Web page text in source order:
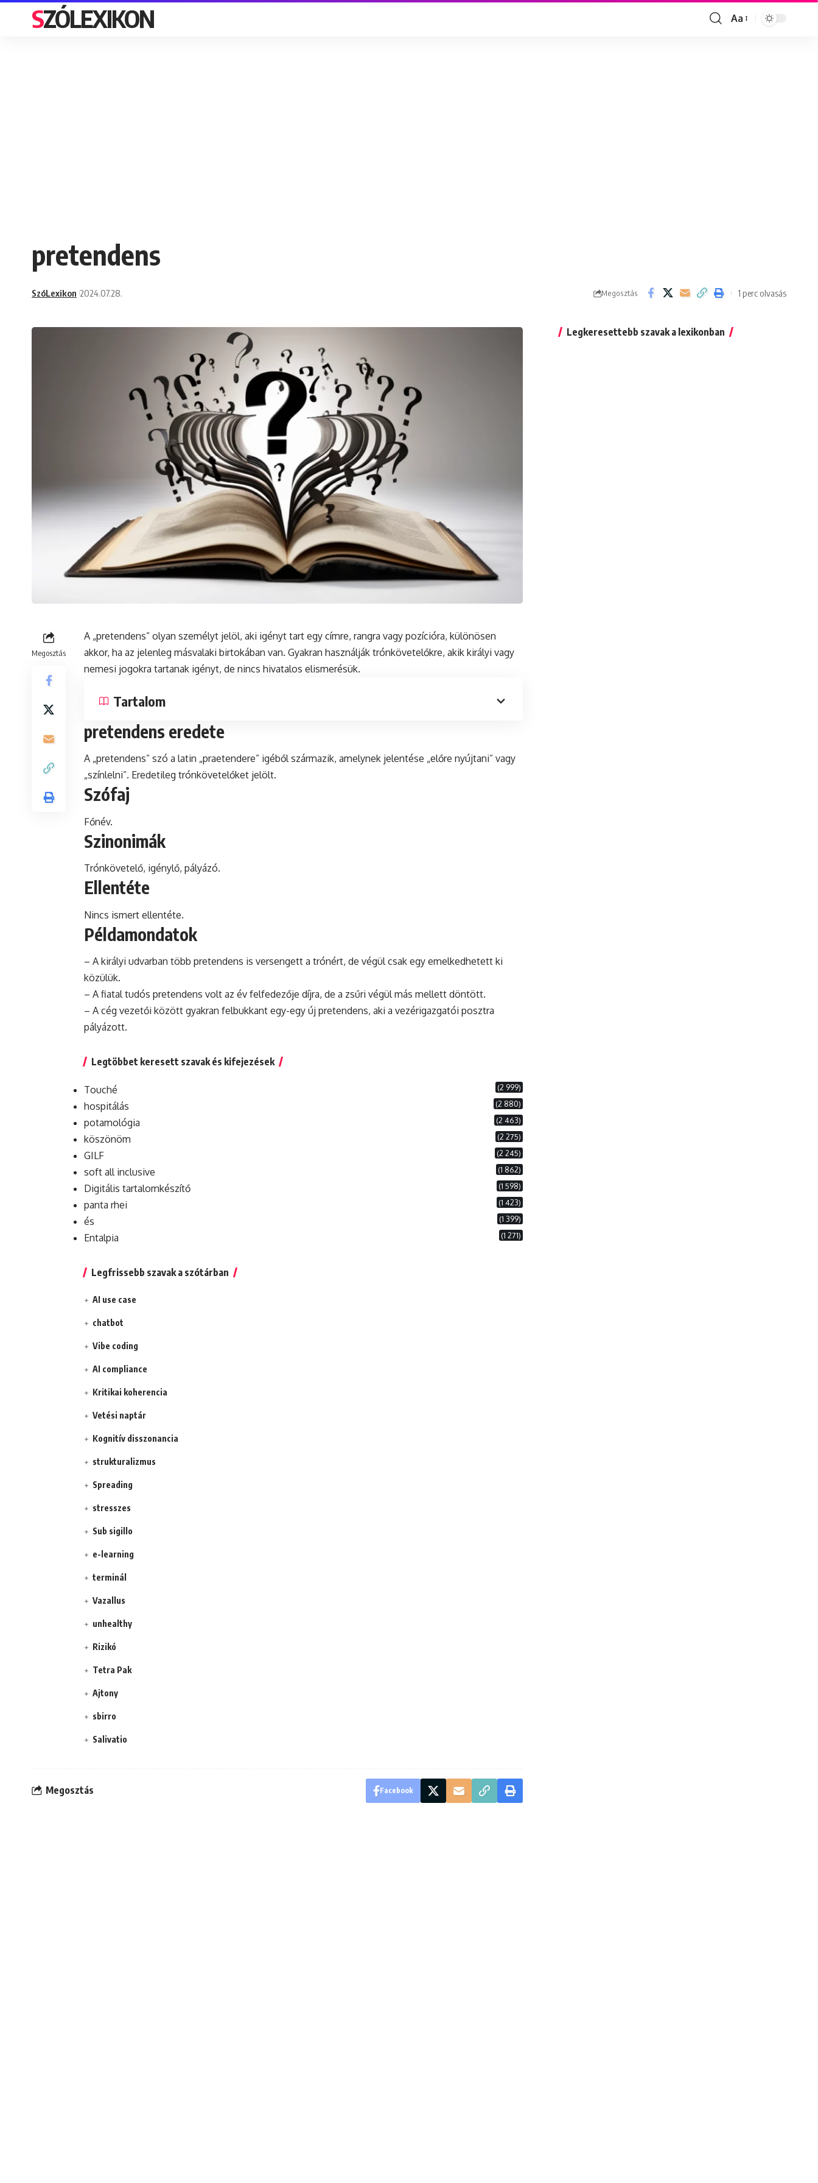
SZÓLEXIKON
Font
Aa
pretendens
SzóLexikon 2024.07.28. Megosztás 1 perc olvasás
Megosztás
A „pretendens” olyan személyt jelöl, aki igényt tart egy címre, rangra vagy pozícióra, különösen
akkor, ha az jelenleg másvalaki birtokában van. Gyakran használják trónkövetelőkre, akik királyi vagy
nemesi jogokra tartanak igényt, de nincs hivatalos elismerésük.
Tartalom
pretendens eredete
A „pretendens” szó a latin „praetendere” igéből származik, amelynek jelentése „előre nyújtani” vagy
„színlelni”. Eredetileg trónkövetelőket jelölt.
Szófaj
Főnév.
Szinonimák
Trónkövetelő, igénylő, pályázó.
Ellentéte
Nincs ismert ellentéte.
Példamondatok
– A királyi udvarban több pretendens is versengett a trónért, de végül csak egy emelkedhetett ki
közülük.
– A fiatal tudós pretendens volt az év felfedezője díjra, de a zsűri végül más mellett döntött.
– A cég vezetői között gyakran felbukkant egy-egy új pretendens, aki a vezérigazgatói posztra
pályázott.
Legtöbbet keresett szavak és kifejezések
Touché (2 999)
hospitálás (2 880)
potamológia (2 463)
köszönöm (2 275)
GILF (2 245)
soft all inclusive (1 862)
Digitális tartalomkészítő (1 598)
panta rhei (1 423)
és (1 399)
Entalpia (1 271)
Legfrissebb szavak a szótárban
AI use case
chatbot
Vibe coding
AI compliance
Kritikai koherencia
Vetési naptár
Kognitív disszonancia
strukturalizmus
Spreading
stresszes
Sub sigillo
e-learning
terminál
Vazallus
unhealthy
Rizikó
Tetra Pak
Ajtony
sbirro
Salivatio
Megosztás Facebook
Legkeresettebb szavak a lexikonban